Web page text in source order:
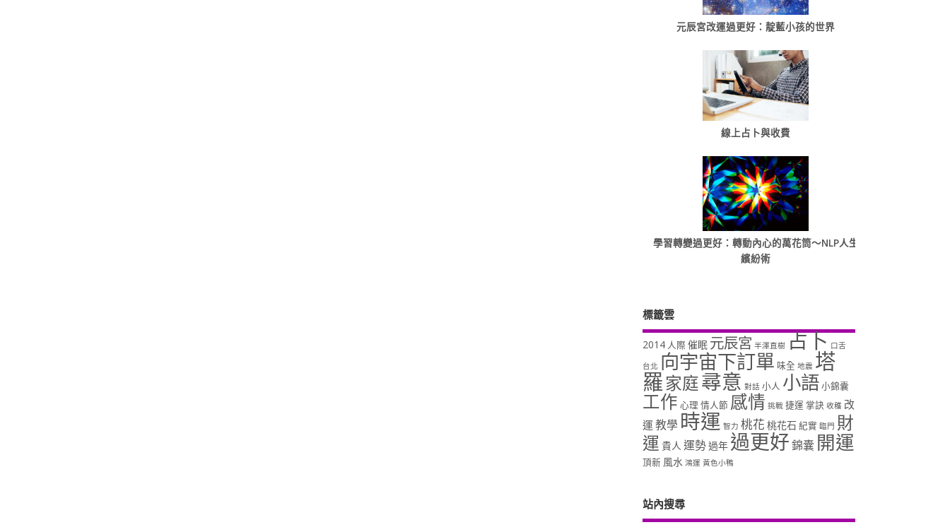
元辰宮改運過更好：靛藍小孩的世界
線上占卜與收費
學習轉變過更好：轉動內心的萬花筒～NLP人生
繽紛術
標籤雲
2014 人際 催眠 元辰宮 半澤直樹 占卜 口舌
台北 向宇宙下訂單 味全 地震 塔
羅家庭尋意 對話 小人 小語 小錦囊
工作 心理 情人節 感情 挑戰 捷運 掌訣 收穫 改
運 教學 時運 智力 桃花 桃花石 紀實 臨門 財
運 貴人 運勢過年 過更好錦囊 開運
頂新 風水 鴻運 黃色小鴨
站內搜尋